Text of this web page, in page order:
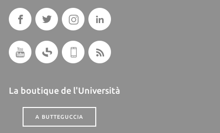
La boutique de l'Università
A BUTTEGUCCIA